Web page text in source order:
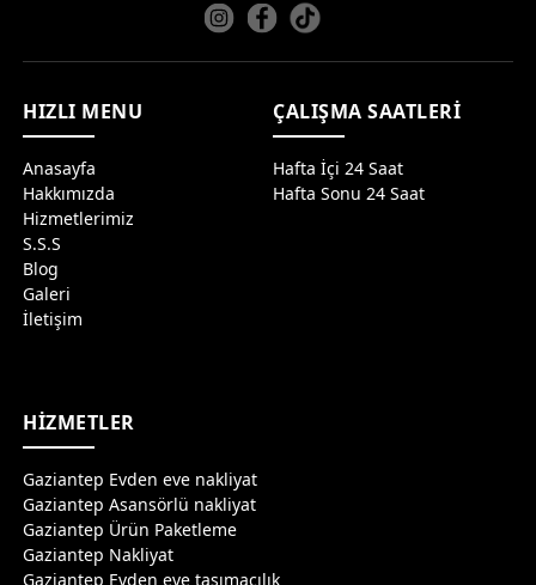
HIZLI MENU
Anasayfa
Hakkımızda
Hizmetlerimiz
S.S.S
Blog
Galeri
İletişim
ÇALIŞMA SAATLERİ
Hafta İçi 24 Saat
Hafta Sonu 24 Saat
HİZMETLER
Gaziantep Evden eve nakliyat
Gaziantep Asansörlü nakliyat
Gaziantep Ürün Paketleme
Gaziantep Nakliyat
Gaziantep Evden eve taşımacılık